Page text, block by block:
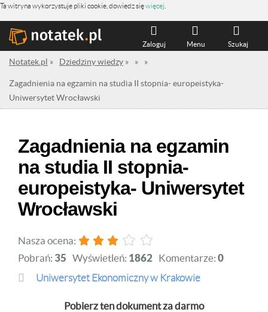
Ta witryna wykorzystuje pliki cookie, dowiedz sięwięcej
Szukaj
Menu
Zaloguj
Notatek.pl » Dziedziny wiedzy » » »
Zagadnienia na egzamin na studia II stopnia- europeistyka-
Uniwersytet Wrocławski
Zagadnienia na egzamin
na studia II stopnia-
europeistyka- Uniwersytet
Wrocławski
Nasza ocena:
Pobrań: 35 Wyświetleń: 1862 Komentarze: 0
Uniwersytet Ekonomiczny w Krakowie
Pobierz ten dokument za darmo